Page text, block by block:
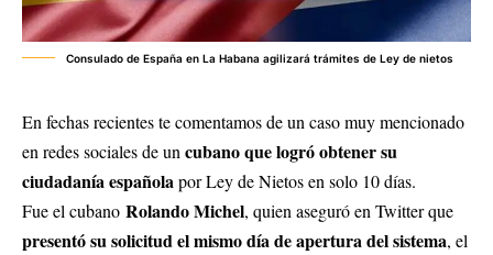
Consulado de España en La Habana agilizará trámites de Ley de nietos
En fechas recientes te comentamos de un caso muy mencionado
en redes sociales de un cubano que logró obtener su
ciudadanía españolapor Ley de Nietos en solo 10 días.
Fue el cubano Rolando Michel, quien aseguró en Twitter que
presentó su solicitud el mismo día de apertura del sistema, el